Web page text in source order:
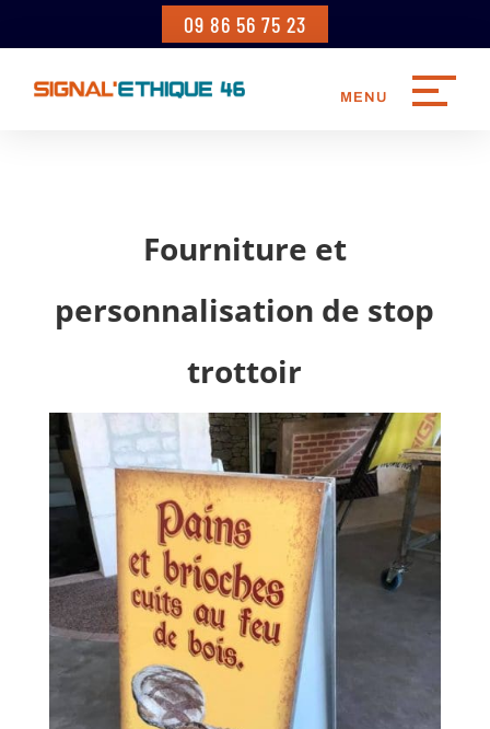
09 86 56 75 23
Fourniture et
personnalisation de stop
trottoir